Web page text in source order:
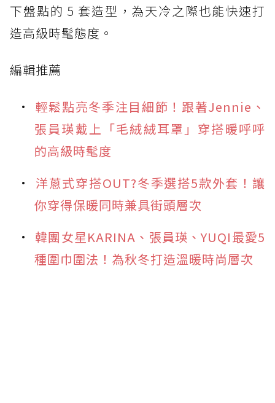
下盤點的 5 套造型，為天冷之際也能快速打
造高級時髦態度。
編輯推薦
輕鬆點亮冬季注目細節！跟著Jennie、
張員瑛戴上「毛絨絨耳罩」穿搭暖呼呼
的高級時髦度
洋蔥式穿搭OUT?冬季選搭5款外套！讓
你穿得保暖同時兼具街頭層次
韓團女星KARINA、張員瑛、YUQI最愛5
種圍巾圍法！為秋冬打造溫暖時尚層次